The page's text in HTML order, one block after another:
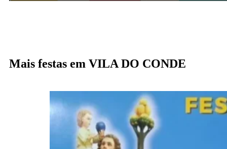
Mais festas em VILA DO CONDE